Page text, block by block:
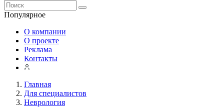
Популярное
О компании
О проекте
Реклама
Контакты
Главная
Для специалистов
Неврология